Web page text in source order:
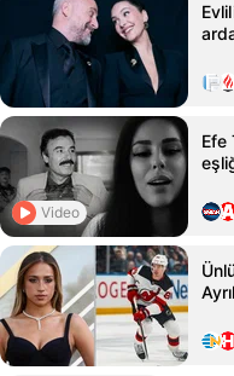
Video
Efe